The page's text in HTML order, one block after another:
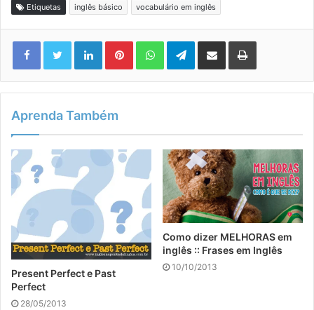
Etiquetas inglês básico vocabulário em inglês
LinkedinPinterestWhatsAppTelegram
Compartilhar via e-mail Imprimir
Aprenda Também
Present Perfect e Past
Perfect
28/05/2013
Como dizer MELHORAS em
inglês :: Frases em Inglês
10/10/2013